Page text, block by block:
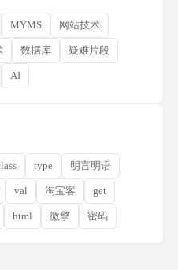
MYMS 网站技术
数据库 疑难片段
AI
type 明言明语
val 淘宝客 get
html 微擎 密码